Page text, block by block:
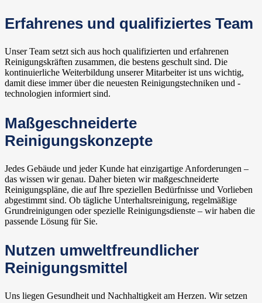
Erfahrenes und qualifiziertes Team
Unser Team setzt sich aus hoch qualifizierten und erfahrenen
Reinigungskräften zusammen, die bestens geschult sind. Die
kontinuierliche Weiterbildung unserer Mitarbeiter ist uns wichtig,
damit diese immer über die neuesten Reinigungstechniken und -
technologien informiert sind.
Maßgeschneiderte
Reinigungskonzepte
Jedes Gebäude und jeder Kunde hat einzigartige Anforderungen –
das wissen wir genau. Daher bieten wir maßgeschneiderte
Reinigungspläne, die auf Ihre speziellen Bedürfnisse und Vorlieben
abgestimmt sind. Ob tägliche Unterhaltsreinigung, regelmäßige
Grundreinigungen oder spezielle Reinigungsdienste – wir haben die
passende Lösung für Sie.
Nutzen umweltfreundlicher
Reinigungsmittel
Uns liegen Gesundheit und Nachhaltigkeit am Herzen. Wir setzen